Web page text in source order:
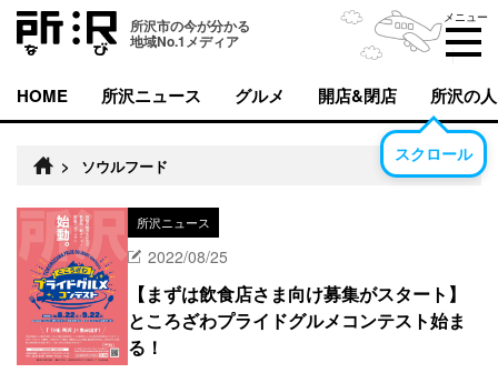
所沢市の今が分かる
地域No.1メディア
メニュー
HOME 所沢ニュース グルメ 開店&閉店 所沢の人
スクロール
> ソウルフード
所沢ニュース
2022/08/25
【まずは飲食店さま向け募集がスタート】
ところざわプライドグルメコンテスト始ま
る！